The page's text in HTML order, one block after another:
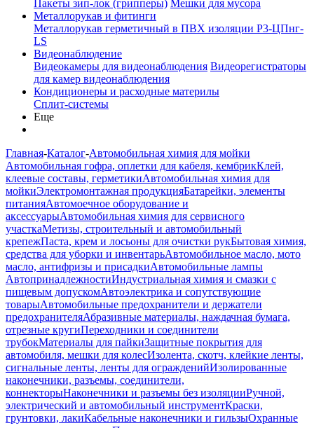
Пакеты зип-лок (грипперы) Мешки для мусора
Металлорукав и фитинги
Металлорукав герметичный в ПВХ изоляции Р3-ЦПнг-
LS
Видеонаблюдение
Видеокамеры для видеонаблюдения Видеорегистраторы
для камер видеонаблюдения
Кондиционеры и расходные материлы
Сплит-системы
Еще
Главная-Каталог-Автомобильная химия для мойки
Автомобильная гофра, оплетки для кабеля, кембрикКлей,
клеевые составы, герметикиАвтомобильная химия для
мойкиЭлектромонтажная продукцияБатарейки, элементы
питанияАвтомоечное оборудование и
аксессуарыАвтомобильная химия для сервисного
участкаМетизы, строительный и автомобильный
крепежПаста, крем и лосьоны для очистки рукБытовая химия,
средства для уборки и инвентарьАвтомобильное масло, мото
масло, антифризы и присадкиАвтомобильные лампы
АвтопринадлежностиИндустриальная химия и смазки с
пищевым допускомАвтоэлектрика и сопутствующие
товарыАвтомобильные предохранители и держатели
предохранителяАбразивные материалы, наждачная бумага,
отрезные кругиПереходники и соединители
трубокМатериалы для пайкиЗащитные покрытия для
автомобиля, мешки для колесИзолента, скотч, клейкие ленты,
сигнальные ленты, ленты для огражденийИзолированные
наконечники, разъемы, соединители,
коннекторыНаконечники и разъемы без изоляцииРучной,
электрический и автомобильный инструментКраски,
грунтовки, лакиКабельные наконечники и гильзыОхранные